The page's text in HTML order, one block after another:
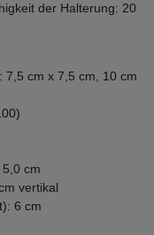
der Halterung: 20
7,5 cm x 7,5 cm, 10 cm
cm
vertikal
6 cm